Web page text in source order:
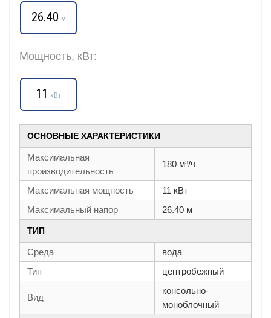
26.40 м
Мощность, кВт:
11 кВт
ОСНОВНЫЕ ХАРАКТЕРИСТИКИ
Максимальная
производительность
180 м³/ч
Максимальная мощность
11 кВт
Максимальный напор
26.40 м
ТИП
Среда
вода
Тип
центробежный
Вид
консольно-
моноблочный